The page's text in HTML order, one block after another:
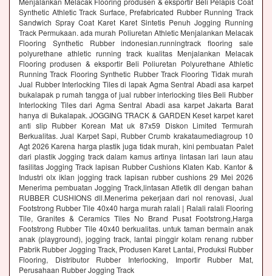
Synthetic Athletic Track Surface, Prefabricated Rubber Running Track
Sandwich Spray Coat Karet Karet Sintetis Penuh Jogging Running
Track Permukaan. ada murah Poliuretan Athletic Menjalankan Melacak
Flooring Synthetic Rubber indonesian.runningtrack flooring sale
polyurethane athletic running track kualitas Menjalankan Melacak
Flooring produsen & eksportir Beli Poliuretan Polyurethane Athletic
Running Track Flooring Synthetic Rubber Track Flooring Tidak murah
Jual Rubber Interlocking Tiles di lapak Agma Sentral Abadi asa karpet
bukalapak p rumah tangga of jual rubber interlocking tiles Beli Rubber
Interlocking Tiles dari Agma Sentral Abadi asa karpet Jakarta Barat
hanya di Bukalapak. JOGGING TRACK & GARDEN Keset karpet karet
anti slip Rubber Korean Mat uk 87x59 Diskon Limited Termurah
Berkualitas. Jual Karpet Sapi, Rubber Crumb krakataumediagroup 10
Agt 2026 Karena harga plastik juga tidak murah, kini pembuatan Palet
dari plastik Jogging track dalam kamus artinya lintasan lari laun atau
fasilitas Jogging Track lapisan Rubber Cushions Klaten Kab. Kantor &
Industri olx iklan jogging track lapisan rubber cushions 29 Mei 2026
Menerima pembuatan Jogging Track,lintasan Atletik dll dengan bahan
RUBBER CUSHIONS dll.Menerima pekerjaan dari nol renovasi, Jual
Footstrong Rubber Tile 40x40 harga murah ralali | Ralali ralali Flooring
Tile, Granites & Ceramics Tiles No Brand Pusat Footstrong,Harga
Footstrong Rubber Tile 40x40 berkualitas. untuk taman bermain anak
anak (playground), jogging track, lantai pinggir kolam renang rubber
Pabrik Rubber Jogging Track, Produsen Karet Lantai, Produksi Rubber
Flooring, Distributor Rubber Interlocking, Importir Rubber Mat,
Perusahaan Rubber Jogging Track